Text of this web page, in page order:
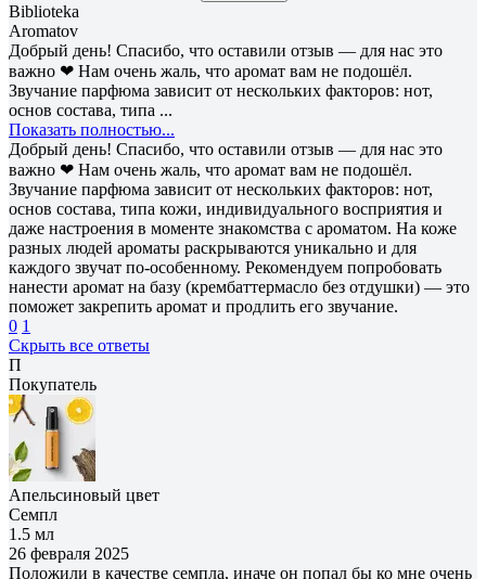
Biblioteka
Aromatov
Добрый день! Спасибо, что оставили отзыв — для нас это
важно ❤ Нам очень жаль, что аромат вам не подошёл.
Звучание парфюма зависит от нескольких факторов: нот,
основ состава, типа ...
Показать полностью...
Добрый день! Спасибо, что оставили отзыв — для нас это
важно ❤ Нам очень жаль, что аромат вам не подошёл.
Звучание парфюма зависит от нескольких факторов: нот,
основ состава, типа кожи, индивидуального восприятия и
даже настроения в моменте знакомства с ароматом. На коже
разных людей ароматы раскрываются уникально и для
каждого звучат по-особенному. Рекомендуем попробовать
нанести аромат на базу (крембаттермасло без отдушки) — это
поможет закрепить аромат и продлить его звучание.
0 1
Скрыть все ответы
П
Покупатель
Апельсиновый цвет
Семпл
1.5 мл
26 февраля 2025
Положили в качестве семпла, иначе он попал бы ко мне очень